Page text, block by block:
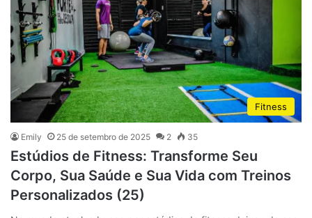
Fitness
Emily 25 de setembro de 2025 2 35
Estúdios de Fitness: Transforme Seu
Corpo, Sua Saúde e Sua Vida com Treinos
Personalizados (25)